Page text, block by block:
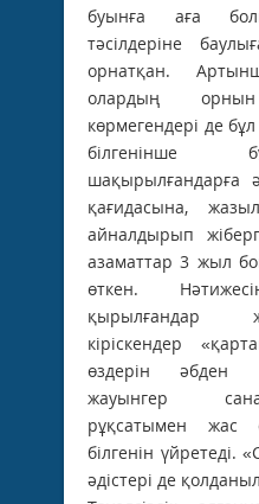
буынға аға
тәсілдеріне
орнатқан.
олардың
көрмегендері де
білгенінше
шақырылғандарға
қағидасына,
айналдырып
азаматтар 3 жыл
өткен.
қырылғандар
кіріскендер
өздерін әбден
жауынгер
рұқсатымен жас
білгенін үйретеді.
әдістері де